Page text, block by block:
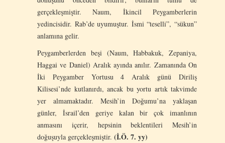
gerçekleşmiştir. Naum, İkincil Peygamberlerin
yedincisidir. Rab’de uyumuştur. İsmi “teselli”, “sükun”
anlamına gelir.
Peygamberlerden beşi (Naum, Habbakuk, Zepaniya,
Haggai ve Daniel) Aralık ayında anılır. Zamanında On
İki Peygamber Yortusu 4 Aralık günü Diriliş
Kilisesi’nde kutlanırdı, ancak bu yortu artık takvimde
yer almamaktadır. Mesih’in Doğumu’na yaklaşan
günler, İsrail’den geriye kalan bir çok imanlının
anmasını içerir, hepsinin beklentileri Mesih’in
doğuşuyla gerçekleşmiştir. (İ.Ö. 7. yy)